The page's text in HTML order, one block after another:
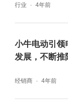
全域自研实
打掉虚高品
厂，帮用户
车的目标是
务，不盲目
到物美价廉
行业 4年前
小牛电动引领
发展，不断推
经销商 4年前